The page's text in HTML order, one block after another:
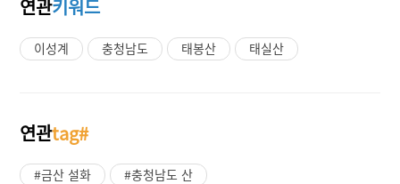
연관키워드
이성계 충청남도 태봉산 태실산
연관tag#
#금산 설화 #충청남도 산